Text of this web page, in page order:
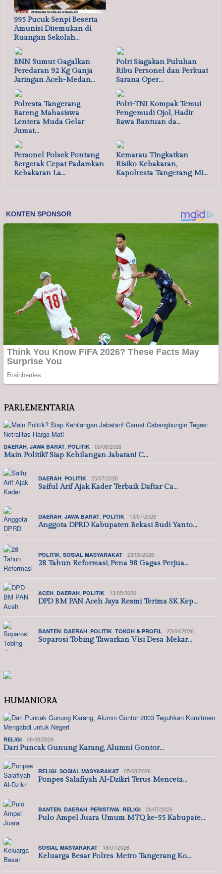
995 Pucuk Senpi Beserta
Amunisi Ditemukan di
Ruangan Sekolah…
BNN Sumut Gagalkan
Peredaran 92 Kg Ganja
Jaringan Aceh-Medan…
Polri Siagakan Puluhan
Ribu Personel dan Perkuat
Sarana Oper…
Polresta Tangerang
Bareng Mahasiswa
Lentera Muda Gelar
Jumat…
Polri-TNI Kompak Temui
Pengemudi Ojol, Hadir
Bawa Bantuan da…
Personel Polsek Pontang
Bergerak Cepat Padamkan
Kebakaran La…
Kemarau Tingkatkan
Risiko Kebakaran,
Kapolresta Tangerang Mi…
PARLEMENTARIA
DAERAH JAWA BARAT POLITIK 03/08/2026
Main Politik? Siap Kehilangan Jabatan! C…
DAERAH POLITIK 25/07/2026
Saiful Arif Ajak Kader Terbaik Daftar Ca…
DAERAH JAWA BARAT POLITIK 13/07/2026
Anggota DPRD Kabupaten Bekasi Budi Yanto…
POLITIK SOSIAL MASYARAKAT 23/05/2026
28 Tahun Reformasi, Pena 98 Gagas Perjua…
ACEH DAERAH POLITIK 13/05/2026
DPD BM PAN Aceh Jaya Resmi Terima SK Kep…
BANTEN DAERAH POLITIK TOKOH & PROFIL 23/04/2026
Soparosi Tobing Tawarkan Visi Desa Mekar…
HUMANIORA
RELIGI 06/08/2026
Dari Puncak Gunung Karang, Alumni Gontor…
RELIGI SOSIAL MASYARAKAT 05/08/2026
Ponpes Salafiyah Al-Dzikri Terus Menceta…
BANTEN DAERAH PERISTIWA RELIGI 26/07/2026
Pulo Ampel Juara Umum MTQ ke-55 Kabupate…
SOSIAL MASYARAKAT 18/07/2026
Keluarga Besar Polres Metro Tangerang Ko…